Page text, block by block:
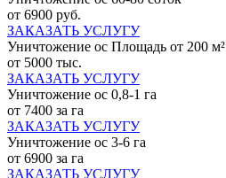
от 6900 руб.
ЗАКАЗАТЬ УСЛУГУ
Уничтожение ос Площадь от 200 м²
от 5000 тыс.
ЗАКАЗАТЬ УСЛУГУ
Уничтожение ос 0,8-1 га
от 7400 за га
ЗАКАЗАТЬ УСЛУГУ
Уничтожение ос 3-6 га
от 6900 за га
ЗАКАЗАТЬ УСЛУГУ